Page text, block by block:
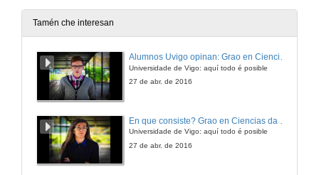
28 de nov. de 2012
Relatorio
28 de nov. de 2012
Rolda de preguntas
28 de nov. de 2012
Tamén che interesan
Alumnos Uvigo opinan: Grao en Ciencias da Linguaxe e Estudos Literarios
Universidade de Vigo: aquí todo é posible
27 de abr. de 2016
Universidade de Vigo: aquí todo é posible
27 de abr. de 2016